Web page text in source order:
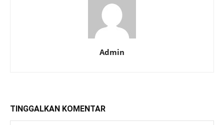
Admin
TINGGALKAN KOMENTAR